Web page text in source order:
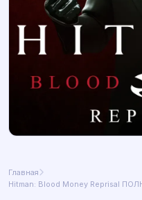
Главная
Hitman: Blood Money Reprisal